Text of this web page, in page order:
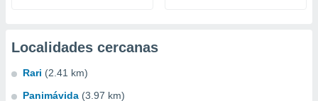
Localidades cercanas
Rari (2.41 km)
Panimávida (3.97 km)